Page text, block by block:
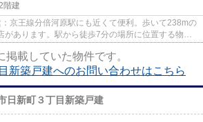
階建
京王線分倍河原駅にも近くて便利。歩いて238mの
があります。駅から徒歩7分の場所に位置する物件
掲載していた物件です。
新築戸建へのお問い合わせはこちら
日新町３丁目新築戸建